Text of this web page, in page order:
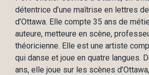
détentrice d’une maîtrise en lettres
d’Ottawa. Elle compte 35 ans de
auteure, metteure en scène,
théoricienne. Elle est une artiste
qui danse et joue en quatre langues.
ans, elle joue sur les scènes